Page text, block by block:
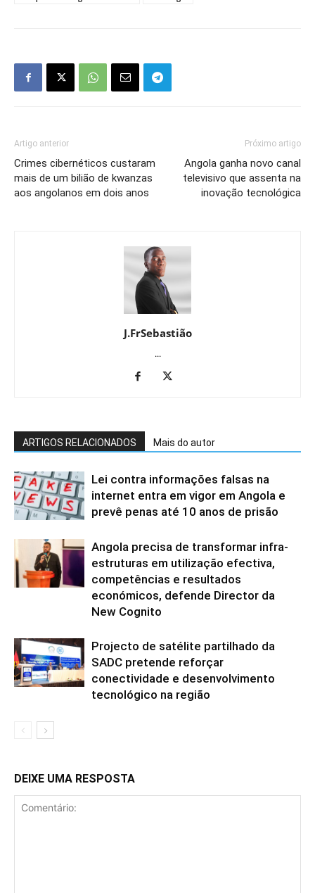
Artigo anterior
Crimes cibernéticos custaram
mais de um bilião de kwanzas
aos angolanos em dois anos
Próximo artigo
Angola ganha novo canal
televisivo que assenta na
inovação tecnológica
J.FrSebastião
...
ARTIGOS RELACIONADOS Mais do autor
Lei contra informações falsas na
internet entra em vigor em Angola e
prevê penas até 10 anos de prisão
Angola precisa de transformar infra-
estruturas em utilização efectiva,
competências e resultados
económicos, defende Director da
New Cognito
Projecto de satélite partilhado da
SADC pretende reforçar
conectividade e desenvolvimento
tecnológico na região
DEIXE UMA RESPOSTA